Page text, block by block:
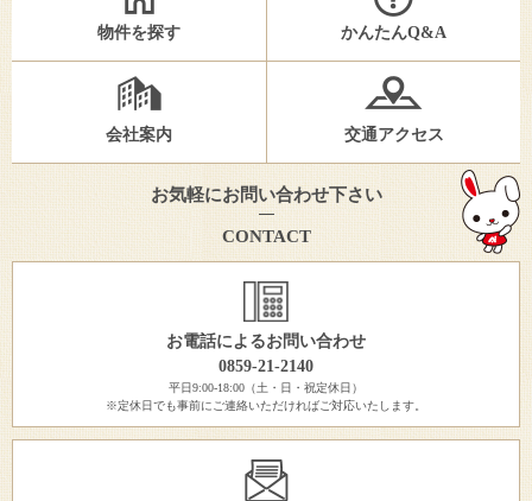
物件を探す かんたんQ&A
会社案内 交通アクセス
お気軽にお問い合わせ下さい
CONTACT
お電話によるお問い合わせ
0859-21-2140
平日9:00-18:00（土・日・祝定休日）
※定休日でも事前にご連絡いただければご対応いたします。